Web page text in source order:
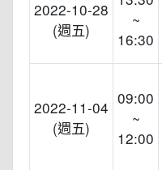
2022-10-28
(週五)
~
16:30
2022-11-04
(週五)
09:00
~
12:00